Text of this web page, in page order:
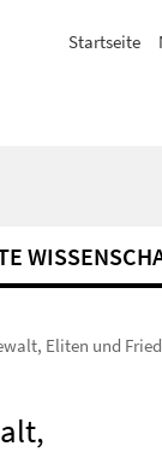
Startseite
Eliten und